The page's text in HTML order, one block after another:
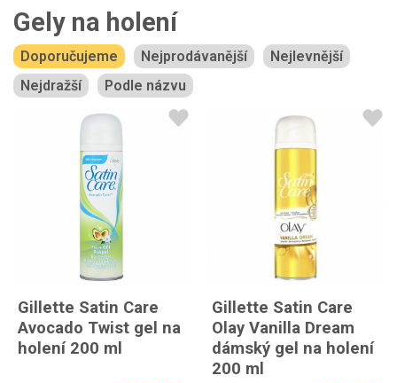
Gely na holení
Doporučujeme Nejprodávanější
Nejlevnější
Nejdražší
Podle názvu
Gillette Satin Care
Avocado Twist gel na
holení 200 ml
Gillette Satin Care
Olay Vanilla Dream
dámský gel na holení
200 ml